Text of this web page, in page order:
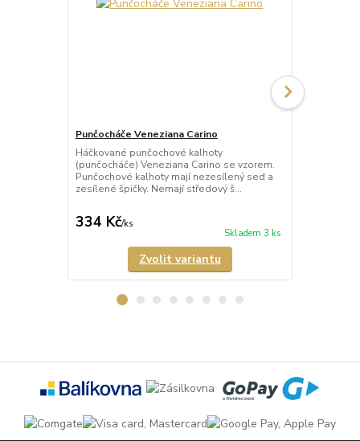
Punčocháče Veneziana Carino
Háčkované punčochové kalhoty
(punčocháče) Veneziana Carino se vzorem.
Punčochové kalhoty mají nezesílený sed a
zesílené špičky. Nemají středový š...
334 Kč/ks
Skladem 3 ks
Zvolit variantu